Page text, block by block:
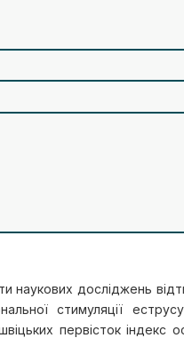
наукових досліджень
стимуляції
первісток індекс